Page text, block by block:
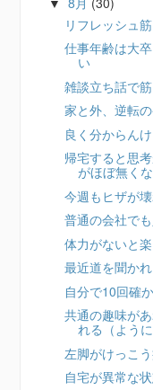
▼
リフレッシュ
仕事年齢は大
い
雑談立ち話で
家と外、逆転
良く分からん
帰宅すると思
がほぼ無く
今週もヒザが
普通の会社で
体力がないと
最近道を聞か
自分で10回確
共通の趣味が
れる（ように
左脚がけっこ
自宅が異常な